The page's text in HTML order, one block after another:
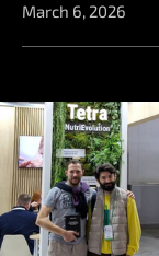
March 6, 2026